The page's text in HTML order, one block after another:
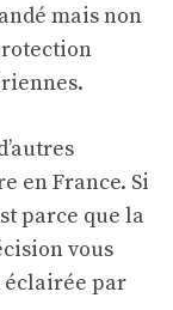
mais non
en France. Si
parce que la
vous
éclairée par